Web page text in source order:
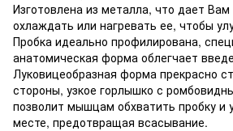
Изготовлена из металла, что дает
охлаждать или нагревать ее, чтобы
Пробка идеально профилирована,
анатомическая форма облегчает
Луковицеобразная форма прекрасно
стороны, узкое горлышко с
позволит мышцам обхватить пробку и
месте, предотвращая всасывание.